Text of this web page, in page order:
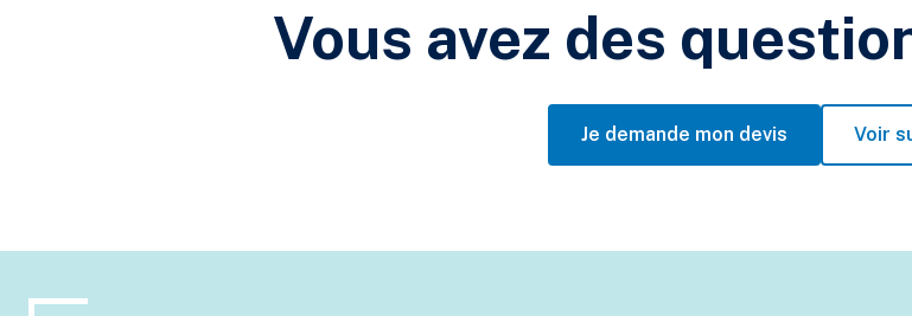
Vous avez des
Je demande mon devis Voir